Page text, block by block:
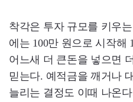
착각은 투자 규모를 키우
에는 100만 원으로 시작해
어느새 더 큰돈을 넣으면
믿는다. 예적금을 깨거나
늘리는 결정도 이때 나온